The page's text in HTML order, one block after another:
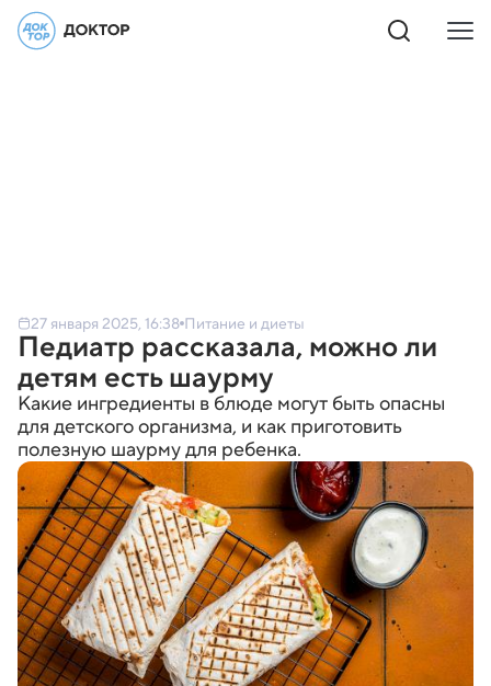
27 января 2025, 16:38 Питание и диеты
Педиатр рассказала, можно ли
детям есть шаурму
Какие ингредиенты в блюде могут быть опасны
для детского организма, и как приготовить
полезную шаурму для ребенка.